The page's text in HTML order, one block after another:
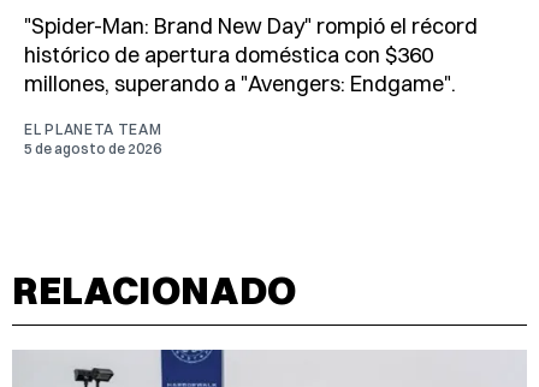
"Spider-Man: Brand New Day" rompió el récord
histórico de apertura doméstica con $360
millones, superando a "Avengers: Endgame".
EL PLANETA TEAM
5 de agosto de 2026
RELACIONADO